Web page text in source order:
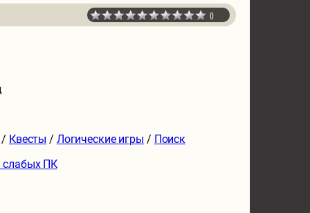
0
/ Квесты / Логические игры / Поиск
слабых ПК